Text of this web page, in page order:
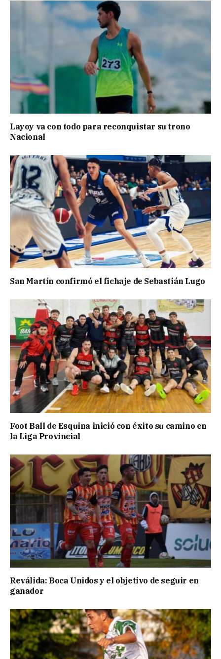
Layoy va con todo para reconquistar su trono
Nacional
San Martín confirmó el fichaje de Sebastián Lugo
Foot Ball de Esquina inició con éxito su camino en
la Liga Provincial
Reválida: Boca Unidos y el objetivo de seguir en
ganador